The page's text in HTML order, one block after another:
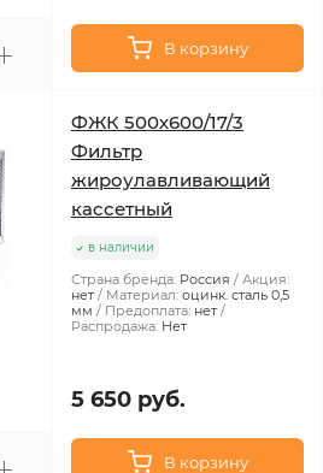
В корзину
ФЖК 500х600/17/3
Фильтр
жироулавливающий
кассетный
в наличии
Страна бренда: Россия
Акция:
нет
Материал: оцинк. сталь 0,5
мм
Предоплата: нет
Распродажа: Нет
5 650 руб.
В корзину